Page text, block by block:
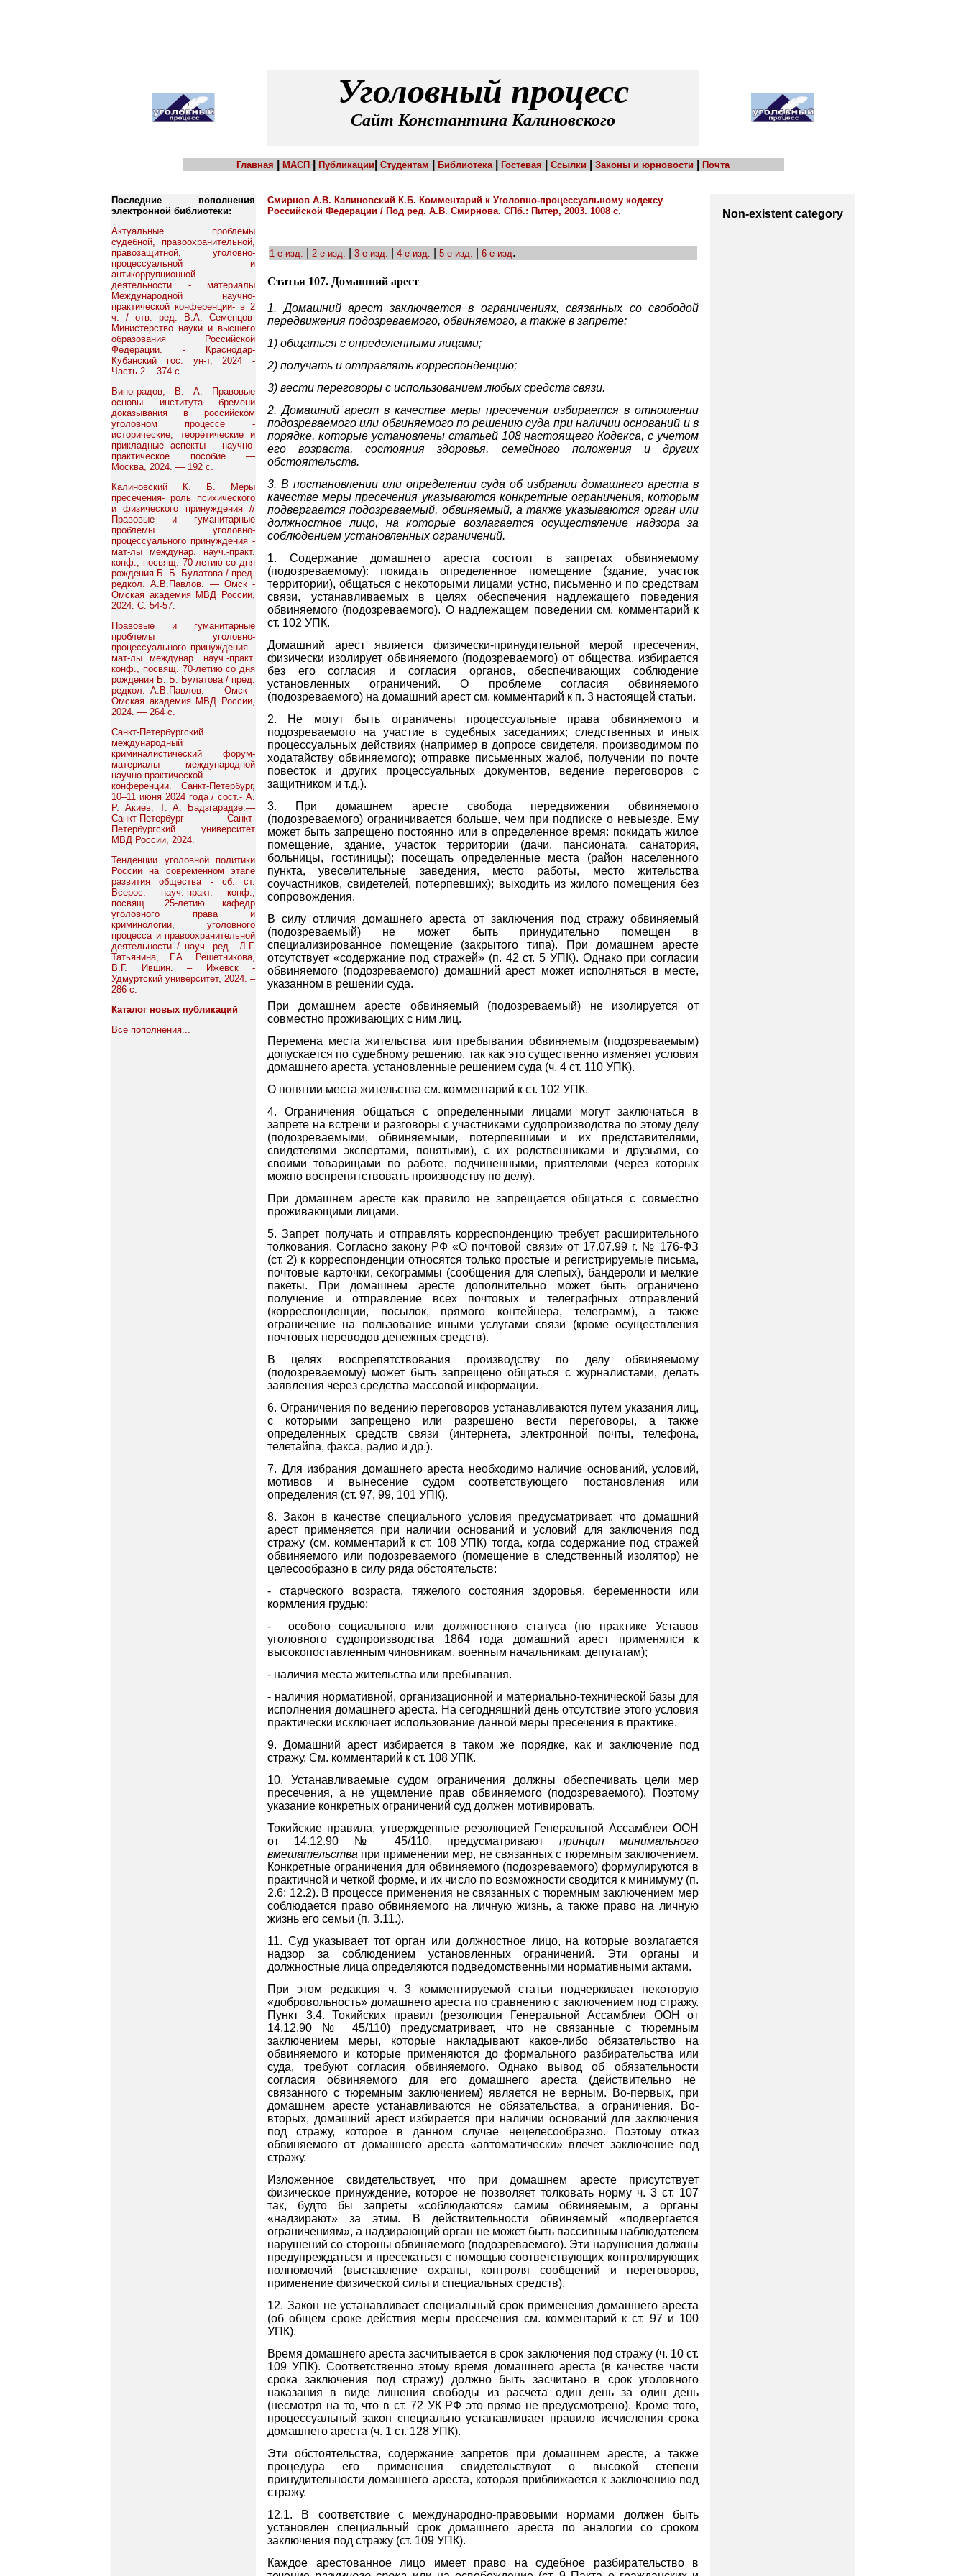
Уголовный процесс
Сайт Константина Калиновского
Главная МАСП Публикации Студентам Библиотека Гостевая Ссылки Законы и юрновости Почта
Последние пополнения
электронной библиотеки:
Актуальные проблемы
судебной, правоохранительной,
правозащитной, уголовно-
процессуальной и
антикоррупционной
деятельности - материалы
Международной научно-
практической конференции- в 2
ч. / отв. ред. В.А. Семенцов-
Министерство науки и высшего
образования Российской
Федерации. - Краснодар-
Кубанский гос. ун-т, 2024 -
Часть 2. - 374 с.
Виноградов, В. А. Правовые
основы института бремени
доказывания в российском
уголовном процессе -
исторические, теоретические и
прикладные аспекты - научно-
практическое пособие —
Москва, 2024. — 192 с.
Калиновский К. Б. Меры
пресечения- роль психического
и физического принуждения //
Правовые и гуманитарные
проблемы уголовно-
процессуального принуждения -
мат-лы междунар. науч.-практ.
конф., посвящ. 70-летию со дня
рождения Б. Б. Булатова / пред.
редкол. А.В.Павлов. — Омск -
Омская академия МВД России,
2024. С. 54-57.
Правовые и гуманитарные
проблемы уголовно-
процессуального принуждения -
мат-лы междунар. науч.-практ.
конф., посвящ. 70-летию со дня
рождения Б. Б. Булатова / пред.
редкол. А.В.Павлов. — Омск -
Омская академия МВД России,
2024. — 264 с.
Санкт-Петербургский
международный
криминалистический форум-
материалы международной
научно-практической
конференции. Санкт-Петербург,
10–11 июня 2024 года / сост.- А.
Р. Акиев, Т. А. Бадзгарадзе.—
Санкт-Петербург- Санкт-
Петербургский университет
МВД России, 2024.
Тенденции уголовной политики
России на современном этапе
развития общества - сб. ст.
Всерос. науч.-практ. конф.,
посвящ. 25-летию кафедр
уголовного права и
криминологии, уголовного
процесса и правоохранительной
деятельности / науч. ред.- Л.Г.
Татьянина, Г.А. Решетникова,
В.Г. Ившин. – Ижевск -
Удмуртский университет, 2024. –
286 с.
Каталог новых публикаций
Все пополнения...
Смирнов А.В. Калиновский К.Б. Комментарий к Уголовно-процессуальному кодексу
Российской Федерации / Под ред. А.В. Смирнова. СПб.: Питер, 2003. 1008 с.
1-е изд. 2-е изд. 3-е изд. 4-е изд. 5-е изд. 6-е изд.
Статья 107. Домашний арест
1. Домашний арест заключается в ограничениях, связанных со свободой
передвижения подозреваемого, обвиняемого, а также в запрете:
1) общаться с определенными лицами;
2) получать и отправлять корреспонденцию;
3) вести переговоры с использованием любых средств связи.
2. Домашний арест в качестве меры пресечения избирается в отношении
подозреваемого или обвиняемого по решению суда при наличии оснований и в
порядке, которые установлены статьей 108 настоящего Кодекса, с учетом
его возраста, состояния здоровья, семейного положения и других
обстоятельств.
3. В постановлении или определении суда об избрании домашнего ареста в
качестве меры пресечения указываются конкретные ограничения, которым
подвергается подозреваемый, обвиняемый, а также указываются орган или
должностное лицо, на которые возлагается осуществление надзора за
соблюдением установленных ограничений.
1. Содержание домашнего ареста состоит в запретах обвиняемому
(подозреваемому): покидать определенное помещение (здание, участок
территории), общаться с некоторыми лицами устно, письменно и по средствам
связи, устанавливаемых в целях обеспечения надлежащего поведения
обвиняемого (подозреваемого). О надлежащем поведении см. комментарий к
ст. 102 УПК.
Домашний арест является физически-принудительной мерой пресечения,
физически изолирует обвиняемого (подозреваемого) от общества, избирается
без его согласия и согласия органов, обеспечивающих соблюдение
установленных ограничений. О проблеме согласия обвиняемого
(подозреваемого) на домашний арест см. комментарий к п. 3 настоящей статьи.
2. Не могут быть ограничены процессуальные права обвиняемого и
подозреваемого на участие в судебных заседаниях; следственных и иных
процессуальных действиях (например в допросе свидетеля, производимом по
ходатайству обвиняемого); отправке письменных жалоб, получении по почте
повесток и других процессуальных документов, ведение переговоров с
защитником и т.д.).
3. При домашнем аресте свобода передвижения обвиняемого
(подозреваемого) ограничивается больше, чем при подписке о невыезде. Ему
может быть запрещено постоянно или в определенное время: покидать жилое
помещение, здание, участок территории (дачи, пансионата, санатория,
больницы, гостиницы); посещать определенные места (район населенного
пункта, увеселительные заведения, место работы, место жительства
соучастников, свидетелей, потерпевших); выходить из жилого помещения без
сопровождения.
В силу отличия домашнего ареста от заключения под стражу обвиняемый
(подозреваемый) не может быть принудительно помещен в
специализированное помещение (закрытого типа). При домашнем аресте
отсутствует «содержание под стражей» (п. 42 ст. 5 УПК). Однако при согласии
обвиняемого (подозреваемого) домашний арест может исполняться в месте,
указанном в решении суда.
При домашнем аресте обвиняемый (подозреваемый) не изолируется от
совместно проживающих с ним лиц.
Перемена места жительства или пребывания обвиняемым (подозреваемым)
допускается по судебному решению, так как это существенно изменяет условия
домашнего ареста, установленные решением суда (ч. 4 ст. 110 УПК).
О понятии места жительства см. комментарий к ст. 102 УПК.
4. Ограничения общаться с определенными лицами могут заключаться в
запрете на встречи и разговоры с участниками судопроизводства по этому делу
(подозреваемыми, обвиняемыми, потерпевшими и их представителями,
свидетелями экспертами, понятыми), с их родственниками и друзьями, со
своими товарищами по работе, подчиненными, приятелями (через которых
можно воспрепятствовать производству по делу).
При домашнем аресте как правило не запрещается общаться с совместно
проживающими лицами.
5. Запрет получать и отправлять корреспонденцию требует расширительного
толкования. Согласно закону РФ «О почтовой связи» от 17.07.99 г. № 176-ФЗ
(ст. 2) к корреспонденции относятся только простые и регистрируемые письма,
почтовые карточки, секограммы (сообщения для слепых), бандероли и мелкие
пакеты. При домашнем аресте дополнительно может быть ограничено
получение и отправление всех почтовых и телеграфных отправлений
(корреспонденции, посылок, прямого контейнера, телеграмм), а также
ограничение на пользование иными услугами связи (кроме осуществления
почтовых переводов денежных средств).
В целях воспрепятствования производству по делу обвиняемому
(подозреваемому) может быть запрещено общаться с журналистами, делать
заявления через средства массовой информации.
6. Ограничения по ведению переговоров устанавливаются путем указания лиц,
с которыми запрещено или разрешено вести переговоры, а также
определенных средств связи (интернета, электронной почты, телефона,
телетайпа, факса, радио и др.).
7. Для избрания домашнего ареста необходимо наличие оснований, условий,
мотивов и вынесение судом соответствующего постановления или
определения (ст. 97, 99, 101 УПК).
8. Закон в качестве специального условия предусматривает, что домашний
арест применяется при наличии оснований и условий для заключения под
стражу (см. комментарий к ст. 108 УПК) тогда, когда содержание под стражей
обвиняемого или подозреваемого (помещение в следственный изолятор) не
целесообразно в силу ряда обстоятельств:
- старческого возраста, тяжелого состояния здоровья, беременности или
кормления грудью;
- особого социального или должностного статуса (по практике Уставов
уголовного судопроизводства 1864 года домашний арест применялся к
высокопоставленным чиновникам, военным начальникам, депутатам);
- наличия места жительства или пребывания.
- наличия нормативной, организационной и материально-технической базы для
исполнения домашнего ареста. На сегодняшний день отсутствие этого условия
практически исключает использование данной меры пресечения в практике.
9. Домашний арест избирается в таком же порядке, как и заключение под
стражу. См. комментарий к ст. 108 УПК.
10. Устанавливаемые судом ограничения должны обеспечивать цели мер
пресечения, а не ущемление прав обвиняемого (подозреваемого). Поэтому
указание конкретных ограничений суд должен мотивировать.
Токийские правила, утвержденные резолюцией Генеральной Ассамблеи ООН
от 14.12.90 № 45/110, предусматривают принцип минимального
вмешательства при применении мер, не связанных с тюремным заключением.
Конкретные ограничения для обвиняемого (подозреваемого) формулируются в
практичной и четкой форме, и их число по возможности сводится к минимуму (п.
2.6; 12.2). В процессе применения не связанных с тюремным заключением мер
соблюдается право обвиняемого на личную жизнь, а также право на личную
жизнь его семьи (п. 3.11.).
11. Суд указывает тот орган или должностное лицо, на которые возлагается
надзор за соблюдением установленных ограничений. Эти органы и
должностные лица определяются подведомственными нормативными актами.
При этом редакция ч. 3 комментируемой статьи подчеркивает некоторую
«добровольность» домашнего ареста по сравнению с заключением под стражу.
Пункт 3.4. Токийских правил (резолюция Генеральной Ассамблеи ООН от
14.12.90 № 45/110) предусматривает, что не связанные с тюремным
заключением меры, которые накладывают какое-либо обязательство на
обвиняемого и которые применяются до формального разбирательства или
суда, требуют согласия обвиняемого. Однако вывод об обязательности
согласия обвиняемого для его домашнего ареста (действительно не
связанного с тюремным заключением) является не верным. Во-первых, при
домашнем аресте устанавливаются не обязательства, а ограничения. Во-
вторых, домашний арест избирается при наличии оснований для заключения
под стражу, которое в данном случае нецелесообразно. Поэтому отказ
обвиняемого от домашнего ареста «автоматически» влечет заключение под
стражу.
Изложенное свидетельствует, что при домашнем аресте присутствует
физическое принуждение, которое не позволяет толковать норму ч. 3 ст. 107
так, будто бы запреты «соблюдаются» самим обвиняемым, а органы
«надзирают» за этим. В действительности обвиняемый «подвергается
ограничениям», а надзирающий орган не может быть пассивным наблюдателем
нарушений со стороны обвиняемого (подозреваемого). Эти нарушения должны
предупреждаться и пресекаться с помощью соответствующих контролирующих
полномочий (выставление охраны, контроля сообщений и переговоров,
применение физической силы и специальных средств).
12. Закон не устанавливает специальный срок применения домашнего ареста
(об общем сроке действия меры пресечения см. комментарий к ст. 97 и 100
УПК).
Время домашнего ареста засчитывается в срок заключения под стражу (ч. 10 ст.
109 УПК). Соответственно этому время домашнего ареста (в качестве части
срока заключения под стражу) должно быть засчитано в срок уголовного
наказания в виде лишения свободы из расчета один день за один день
(несмотря на то, что в ст. 72 УК РФ это прямо не предусмотрено). Кроме того,
процессуальный закон специально устанавливает правило исчисления срока
домашнего ареста (ч. 1 ст. 128 УПК).
Эти обстоятельства, содержание запретов при домашнем аресте, а также
процедура его применения свидетельствуют о высокой степени
принудительности домашнего ареста, которая приближается к заключению под
стражу.
12.1. В соответствие с международно-правовыми нормами должен быть
установлен специальный срок домашнего ареста по аналогии со сроком
заключения под стражу (ст. 109 УПК).
Каждое арестованное лицо имеет право на судебное разбирательство в
Non-existent category